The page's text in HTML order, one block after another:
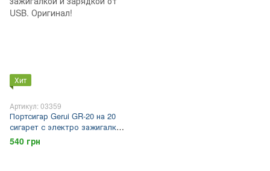
Хит
Артикул: 03359
Портсигар Gerui GR-20 на 20
сигарет с электро зажигалкой
и зарядкой от USB. Оригинал!
540 грн